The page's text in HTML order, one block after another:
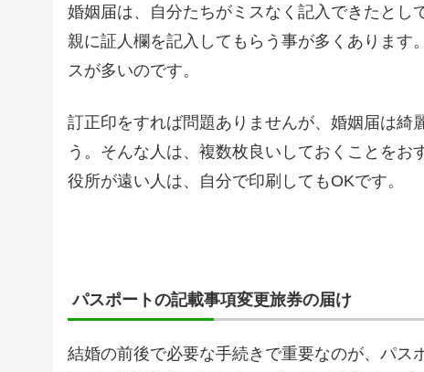
婚姻届は、自分たちがミスなく記入できたと
親に証人欄を記入してもらう事が多くあります
スが多いのです。
訂正印をすれば問題ありませんが、婚姻届は綺
う。そんな人は、複数枚良いしておくことを
役所が遠い人は、自分で印刷してもOKです。
パスポートの記載事項変更旅券の届け
結婚の前後で必要な手続きで重要なのが、パ